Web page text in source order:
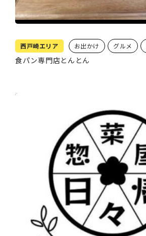
西戸崎エリア お出かけ グルメ
食パン専門店とんとん